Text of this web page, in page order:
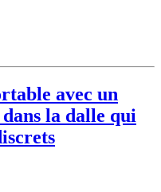
avec un
la dalle qui